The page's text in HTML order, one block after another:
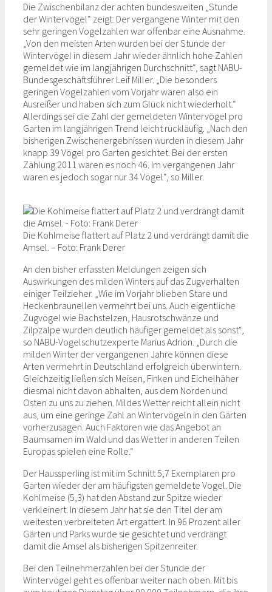
Die Zwischenbilanz der achten bundesweiten „Stunde
der Wintervögel“ zeigt: Der vergangene Winter mit den
sehr geringen Vogelzahlen war offenbar eine Ausnahme.
„Von den meisten Arten wurden bei der Stunde der
Wintervögel in diesem Jahr wieder ähnlich hohe Zahlen
gemeldet wie im langjährigen Durchschnitt“, sagt NABU-
Bundesgeschäftsführer Leif Miller. „Die besonders
geringen Vogelzahlen vom Vorjahr waren also ein
Ausreißer und haben sich zum Glück nicht wiederholt.“
Allerdings sei die Zahl der gemeldeten Wintervögel pro
Garten im langjährigen Trend leicht rückläufig. „Nach den
bisherigen Zwischenergebnissen wurden in diesem Jahr
knapp 39 Vögel pro Garten gesichtet. Bei der ersten
Zählung 2011 waren es noch 46. Im vergangenen Jahr
waren es jedoch sogar nur 34 Vögel“, so Miller.
Die Kohlmeise flattert auf Platz 2 und verdrängt damit die
Amsel. – Foto: Frank Derer
An den bisher erfassten Meldungen zeigen sich
Auswirkungen des milden Winters auf das Zugverhalten
einiger Teilzieher. „Wie im Vorjahr blieben Stare und
Heckenbraunellen vermehrt bei uns. Auch eigentliche
Zugvögel wie Bachstelzen, Hausrotschwänze und
Zilpzalpe wurden deutlich häufiger gemeldet als sonst“,
so NABU-Vogelschutzexperte Marius Adrion. „Durch die
milden Winter der vergangenen Jahre können diese
Arten vermehrt in Deutschland erfolgreich überwintern.
Gleichzeitig ließen sich Meisen, Finken und Eichelhäher
diesmal nicht davon abhalten, aus dem Norden und
Osten zu uns zu ziehen. Mildes Wetter reicht allein nicht
aus, um eine geringe Zahl an Wintervögeln in den Gärten
vorherzusagen. Auch Faktoren wie das Angebot an
Baumsamen im Wald und das Wetter in anderen Teilen
Europas spielen eine Rolle.“
Der Haussperling ist mit im Schnitt 5,7 Exemplaren pro
Garten wieder der am häufigsten gemeldete Vogel. Die
Kohlmeise (5,3) hat den Abstand zur Spitze wieder
verkleinert. In diesem Jahr hat sie den Titel der am
weitesten verbreiteten Art ergattert. In 96 Prozent aller
Gärten und Parks wurde sie gesichtet und verdrängt
damit die Amsel als bisherigen Spitzenreiter.
Bei den Teilnehmerzahlen bei der Stunde der
Wintervögel geht es offenbar weiter nach oben. Mit bis